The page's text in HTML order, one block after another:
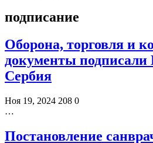
подписание
Оборона, торговля и
документы подписали
Сербия
Ноя 19, 2024 208 0
…
Постановление